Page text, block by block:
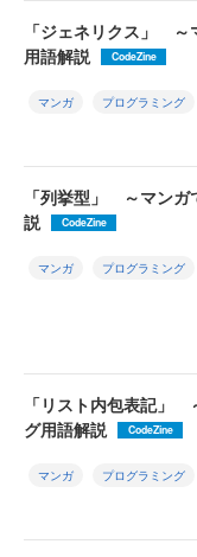
「ジェネリクス」 ～
用語解説
CodeZine
マンガ プログラミング
「列挙型」 ～マンガ
説
CodeZine
マンガ プログラミング
「リスト内包表記」
グ用語解説
CodeZine
マンガ プログラミング